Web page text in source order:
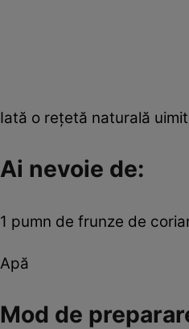
Iată o reţetă naturală
Ai nevoie de:
1 pumn de frunze de
Apă
Mod de